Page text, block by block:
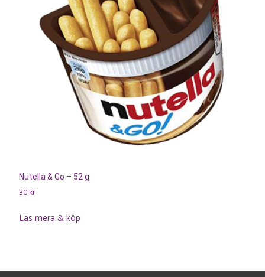
Nutella & Go – 52 g
30 kr
Läs mera & köp